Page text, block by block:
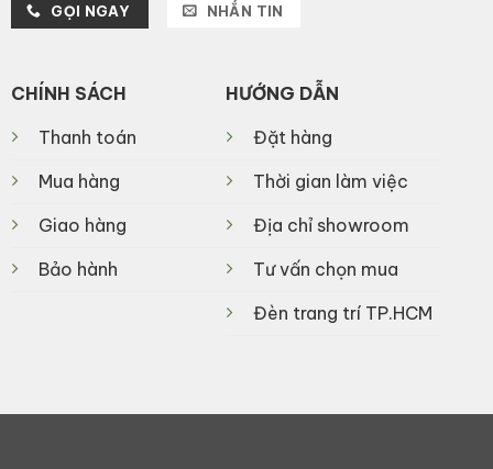
GỌI NGAY NHẮN TIN
CHÍNH SÁCH
Thanh toán
Mua hàng
Giao hàng
Bảo hành
HƯỚNG DẪN
Đặt hàng
Thời gian làm việc
Địa chỉ showroom
Tư vấn chọn mua
Đèn trang trí TP.HCM